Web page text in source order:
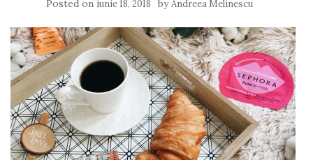
Posted on iunie 18, 2018 byAndreea Melinescu